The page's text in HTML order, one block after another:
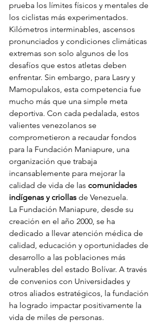
prueba los límites físicos y mentales de
los ciclistas más experimentados.
Kilómetros interminables, ascensos
pronunciados y condiciones climáticas
extremas son solo algunos de los
desafíos que estos atletas deben
enfrentar. Sin embargo, para Lasry y
Mamopulakos, esta competencia fue
mucho más que una simple meta
deportiva. Con cada pedalada, estos
valientes venezolanos se
comprometieron a recaudar fondos
para la Fundación Maniapure, una
organización que trabaja
incansablemente para mejorar la
calidad de vida de las comunidades
indígenas y criollas de Venezuela.
La Fundación Maniapure, desde su
creación en el año 2000, se ha
dedicado a llevar atención médica de
calidad, educación y oportunidades de
desarrollo a las poblaciones más
vulnerables del estado Bolívar. A través
de convenios con Universidades y
otros aliados estratégicos, la fundación
ha logrado impactar positivamente la
vida de miles de personas.